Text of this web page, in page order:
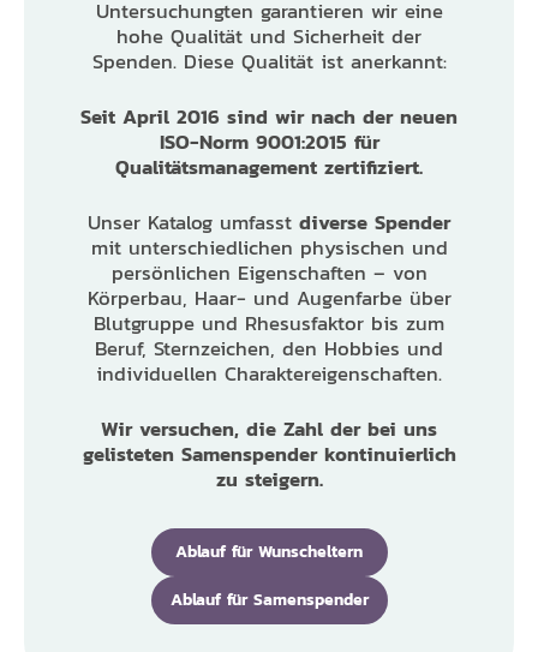
Untersuchungten garantieren wir eine
hohe Qualität und Sicherheit der
Spenden. Diese Qualität ist anerkannt:
Seit April 2016 sind wir nach der neuen
ISO-Norm 9001:2015 für
Qualitätsmanagement zertifiziert.
Unser Katalog umfasst diverse Spender
mit unterschiedlichen physischen und
persönlichen Eigenschaften – von
Körperbau, Haar- und Augenfarbe über
Blutgruppe und Rhesusfaktor bis zum
Beruf, Sternzeichen, den Hobbies und
individuellen Charaktereigenschaften.
Wir versuchen, die Zahl der bei uns
gelisteten Samenspender kontinuierlich
zu steigern.
Ablauf für Wunscheltern
Ablauf für Samenspender